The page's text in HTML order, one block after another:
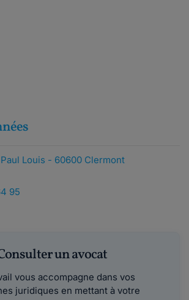
Louis - 60600 Clermont
95
un avocat
vous accompagne dans vos
juridiques en mettant à votre